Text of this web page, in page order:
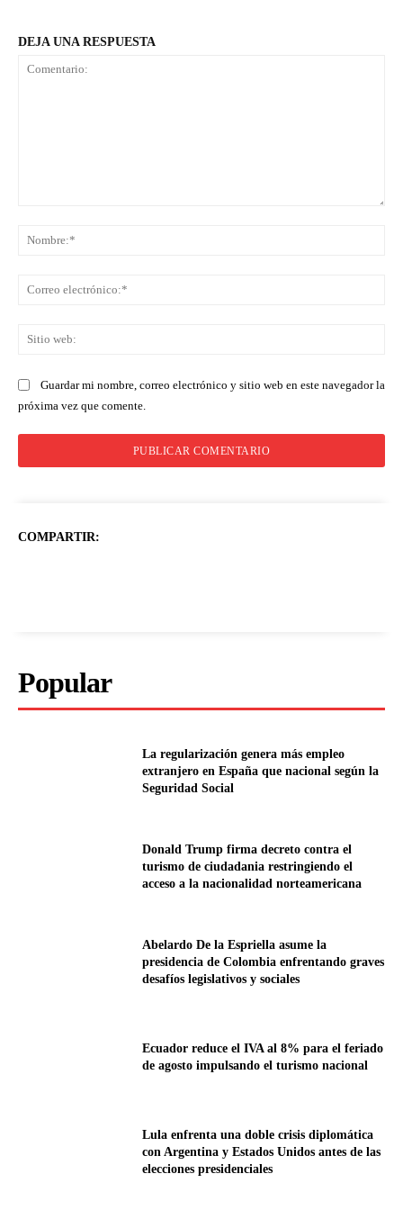
DEJA UNA RESPUESTA
Guardar mi nombre, correo electrónico y sitio web en este navegador la
próxima vez que comente.
COMPARTIR:
Popular
La regularización genera más empleo
extranjero en España que nacional según la
Seguridad Social
Donald Trump firma decreto contra el
turismo de ciudadania restringiendo el
acceso a la nacionalidad norteamericana
Abelardo De la Espriella asume la
presidencia de Colombia enfrentando graves
desafíos legislativos y sociales
Ecuador reduce el IVA al 8% para el feriado
de agosto impulsando el turismo nacional
Lula enfrenta una doble crisis diplomática
con Argentina y Estados Unidos antes de las
elecciones presidenciales